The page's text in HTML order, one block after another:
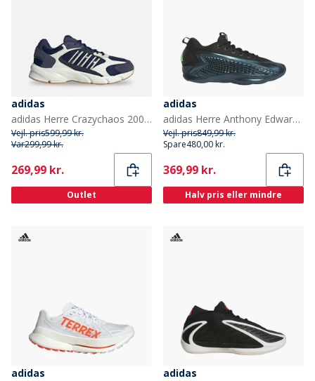
adidas
adidas Herre Crazychaos 2000 Træningssko Dark Blue/Aurora Ink/Off White
Vejl. pris599,99 kr.
Var299,99 kr.
Current
269,99 kr.
Outlet
adidas
adidas Herre Anthony Edwards 1 Low 'Metamorphosis' Basketball Sko Arctic Night/Core Black/Screaming Green
Vejl. pris849,99 kr.
Spare480,00 kr.
Current
369,99 kr.
Halv pris eller mindre
adidas
adidas